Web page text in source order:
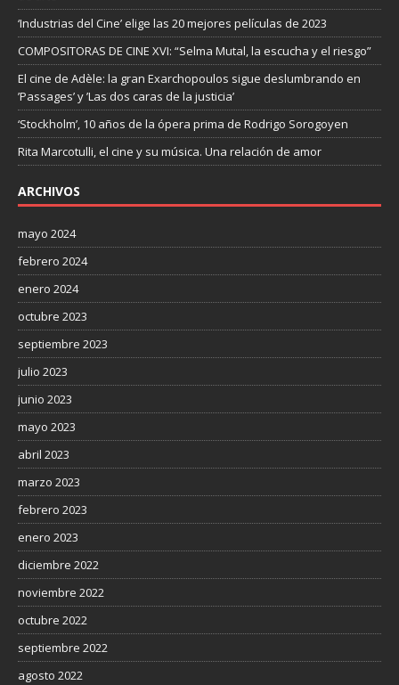
‘Industrias del Cine’ elige las 20 mejores películas de 2023
COMPOSITORAS DE CINE XVI: “Selma Mutal, la escucha y el riesgo”
El cine de Adèle: la gran Exarchopoulos sigue deslumbrando en
’Passages’ y ’Las dos caras de la justicia’
‘Stockholm’, 10 años de la ópera prima de Rodrigo Sorogoyen
Rita Marcotulli, el cine y su música. Una relación de amor
ARCHIVOS
mayo 2024
febrero 2024
enero 2024
octubre 2023
septiembre 2023
julio 2023
junio 2023
mayo 2023
abril 2023
marzo 2023
febrero 2023
enero 2023
diciembre 2022
noviembre 2022
octubre 2022
septiembre 2022
agosto 2022